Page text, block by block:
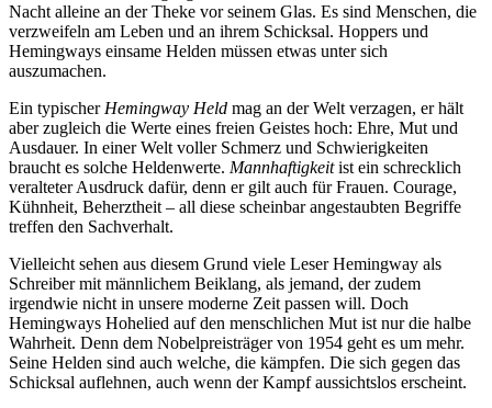
Nacht alleine an der Theke vor seinem Glas. Es sind Menschen, die
verzweifeln am Leben und an ihrem Schicksal. Hoppers und
Hemingways einsame Helden müssen etwas unter sich
auszumachen.
Ein typischer Hemingway Held mag an der Welt verzagen, er hält
aber zugleich die Werte eines freien Geistes hoch: Ehre, Mut und
Ausdauer. In einer Welt voller Schmerz und Schwierigkeiten
braucht es solche Heldenwerte. Mannhaftigkeitist ein schrecklich
veralteter Ausdruck dafür, denn er gilt auch für Frauen. Courage,
Kühnheit, Beherztheit – all diese scheinbar angestaubten Begriffe
treffen den Sachverhalt.
Vielleicht sehen aus diesem Grund viele Leser Hemingway als
Schreiber mit männlichem Beiklang, als jemand, der zudem
irgendwie nicht in unsere moderne Zeit passen will. Doch
Hemingways Hohelied auf den menschlichen Mut ist nur die halbe
Wahrheit. Denn dem Nobelpreisträger von 1954 geht es um mehr.
Seine Helden sind auch welche, die kämpfen. Die sich gegen das
Schicksal auflehnen, auch wenn der Kampf aussichtslos erscheint.